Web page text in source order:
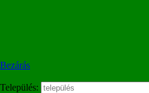
Bezárás
Település: